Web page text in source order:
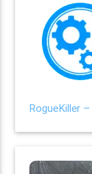
RogueKiller